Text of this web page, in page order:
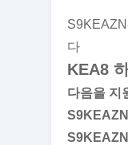
다
KEA8
다음을 지